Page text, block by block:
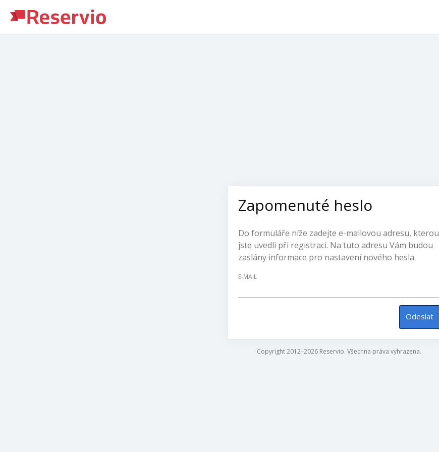
Zapomenuté heslo
Do formuláře níže zadejte e-mailovou adresu, kterou
jste uvedli při registraci. Na tuto adresu Vám budou
zaslány informace pro nastavení nového hesla.
E-MAIL
Odeslat
Copyright 2012–2026 Reservio. Všechna práva vyhrazena.